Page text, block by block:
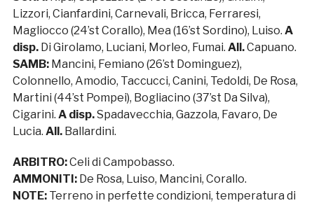
Lizzori, Cianfardini, Carnevali, Bricca, Ferraresi,
Magliocco (24’st Corallo), Mea (16’st Sordino), Luiso. A
disp.Di Girolamo, Luciani, Morleo, Fumai. All.Capuano.
SAMB:Mancini, Femiano (26’st Dominguez),
Colonnello, Amodio, Taccucci, Canini, Tedoldi, De Rosa,
Martini (44’st Pompei), Bogliacino (37’st Da Silva),
Cigarini. A disp.Spadavecchia, Gazzola, Favaro, De
Lucia. All.Ballardini.
ARBITRO:Celi di Campobasso.
AMMONITI:De Rosa, Luiso, Mancini, Corallo.
NOTE:Terreno in perfette condizioni, temperatura di